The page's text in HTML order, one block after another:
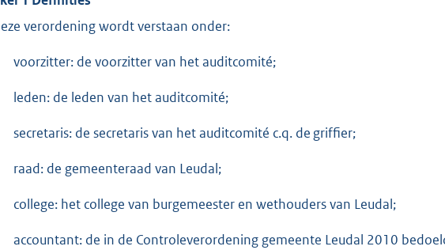
verordening wordt verstaan onder:
voorzitter: de voorzitter van het auditcomité;
leden: de leden van het auditcomité;
secretaris: de secretaris van het auditcomité c.q. de griffier;
raad: de gemeenteraad van Leudal;
college: het college van burgemeester en wethouders van Leudal;
accountant: de in de Controleverordening gemeente Leudal 2010